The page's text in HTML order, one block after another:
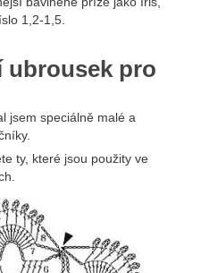
1,2-1,5.
ubrousek pro
jsem speciálně malé a
ty, které jsou použity ve